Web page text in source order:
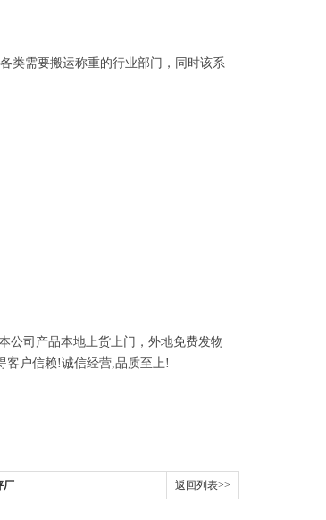
类需要搬运称重的行业部门，同时该系
公司产品本地上货上门，外地免费发物
客户信赖!诚信经营,品质至上!
厂 返回列表>>